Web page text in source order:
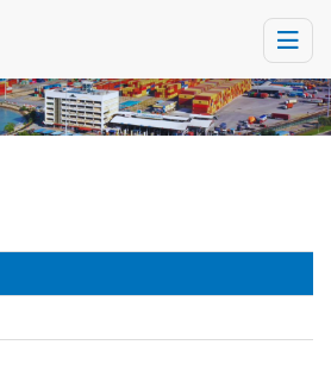
Toggle